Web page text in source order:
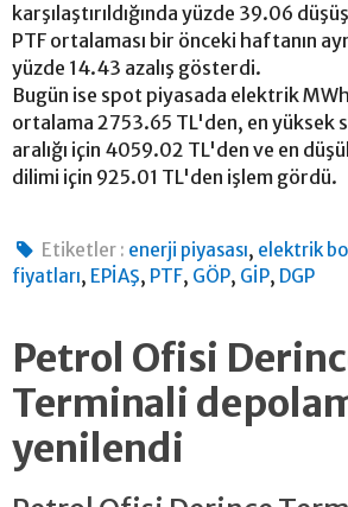
karşılaştırıldığında yüzde 39.06
PTF ortalaması bir önceki haftanın
yüzde 14.43 azalış gösterdi.
Bugün ise spot piyasada elektrik
ortalama 2753.65 TL'den, en
aralığı için 4059.02 TL'den ve en
dilimi için 925.01 TL'den işlem gördü.
Etiketler : enerji piyasası, elektrik
fiyatları, EPİAŞ, PTF, GÖP, GİP, DGP
Petrol Ofisi
Terminali
yenilendi